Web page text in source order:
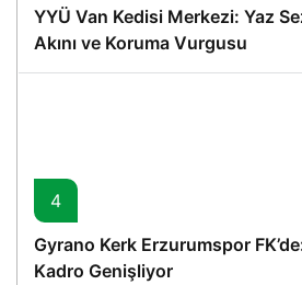
YYÜ Van Kedisi Merkezi: Yaz
Akını ve Koruma Vurgusu
4
Gyrano Kerk Erzurumspor
Kadro Genişliyor